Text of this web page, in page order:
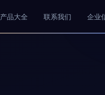
产品大全 联系我们 企业